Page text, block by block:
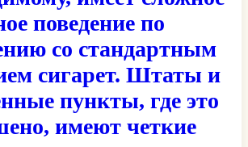
поведение по
со стандартным
сигарет. Штаты и
пункты, где это
имеют четкие